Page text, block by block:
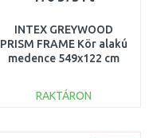
INTEX GREYWOOD
PRISM FRAME Kör alakú
medence 549x122 cm
240V 26744NP
RAKTÁRON